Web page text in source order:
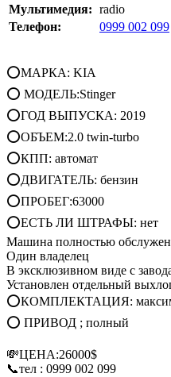
Мультимедия: radio
Телефон:
0999 002 099
⭕МАРКА: KIA
⭕ МОДЕЛЬ:Stinger
⭕ГОД ВЫПУСКА: 2019
⭕ОБЪЕМ:2.0 twin-turbo
⭕КПП: автомат
⭕ДВИГАТЕЛЬ: бензин
⭕ПРОБЕГ:63000
⭕ЕСТЬ ЛИ ШТРАФЫ: нет
Машина полностью
Один владелец
В эксклюзивном виде с
Установлен отдельный
⭕КОМПЛЕКТАЦИЯ:
⭕ ПРИВОД ; полный
💸ЦЕНА:26000$
📞тел : 0999 002 099